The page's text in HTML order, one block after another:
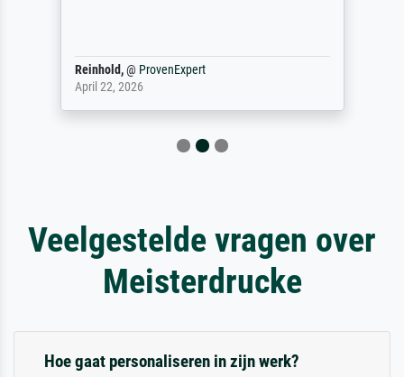
Reinhold,@ ProvenExpert
April 22, 2026
Veelgestelde vragen over
Meisterdrucke
Hoe gaat personaliseren in zijn werk?